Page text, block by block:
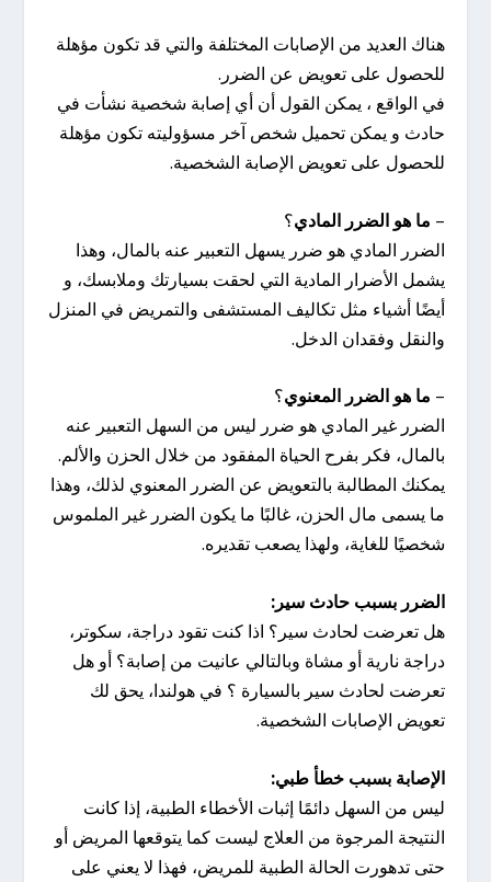
هناك العديد من الإصابات المختلفة والتي قد تكون مؤهلة
للحصول على تعويض عن الضرر.
في الواقع ، يمكن القول أن أي إصابة شخصية نشأت في
حادث و يمكن تحميل شخص آخر مسؤوليته تكون مؤهلة
للحصول على تعويض الإصابة الشخصية.
– ما هو الضرر المادي؟
الضرر المادي هو ضرر يسهل التعبير عنه بالمال، وهذا
يشمل الأضرار المادية التي لحقت بسيارتك وملابسك، و
أيضًا أشياء مثل تكاليف المستشفى والتمريض في المنزل
والنقل وفقدان الدخل.
– ما هو الضرر المعنوي؟
الضرر غير المادي هو ضرر ليس من السهل التعبير عنه
بالمال، فكر بفرح الحياة المفقود من خلال الحزن والألم.
يمكنك المطالبة بالتعويض عن الضرر المعنوي لذلك، وهذا
ما يسمى مال الحزن، غالبًا ما يكون الضرر غير الملموس
شخصيًا للغاية، ولهذا يصعب تقديره.
الضرر بسبب حادث سير:
هل تعرضت لحادث سير؟ اذا كنت تقود دراجة، سكوتر،
دراجة نارية أو مشاة وبالتالي عانيت من إصابة؟ أو هل
تعرضت لحادث سير بالسيارة ؟ في هولندا، يحق لك
تعويض الإصابات الشخصية.
الإصابة بسبب خطأ طبي:
ليس من السهل دائمًا إثبات الأخطاء الطبية، إذا كانت
النتيجة المرجوة من العلاج ليست كما يتوقعها المريض أو
حتى تدهورت الحالة الطبية للمريض، فهذا لا يعني على